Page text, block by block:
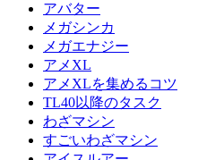
アバター
メガシンカ
メガエナジー
アメXL
アメXLを集めるコツ
TL40以降のタスク
わざマシン
すごいわざマシン